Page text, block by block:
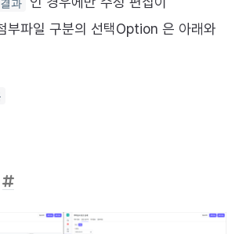
결과
부파일 구분의 선택Option 은 아래와